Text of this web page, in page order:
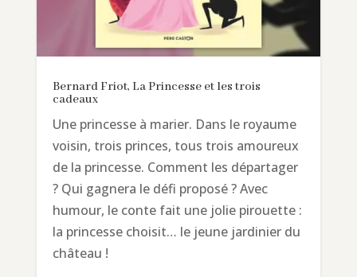
Bernard Friot, La Princesse et les trois
cadeaux
Une princesse à marier. Dans le royaume
voisin, trois princes, tous trois amoureux
de la princesse. Comment les départager
? Qui gagnera le défi proposé ? Avec
humour, le conte fait une jolie pirouette :
la princesse choisit… le jeune jardinier du
château !